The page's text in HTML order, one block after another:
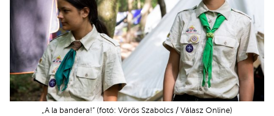
„A la bandera!” (fotó: Vörös Szabolcs / Válasz Online)